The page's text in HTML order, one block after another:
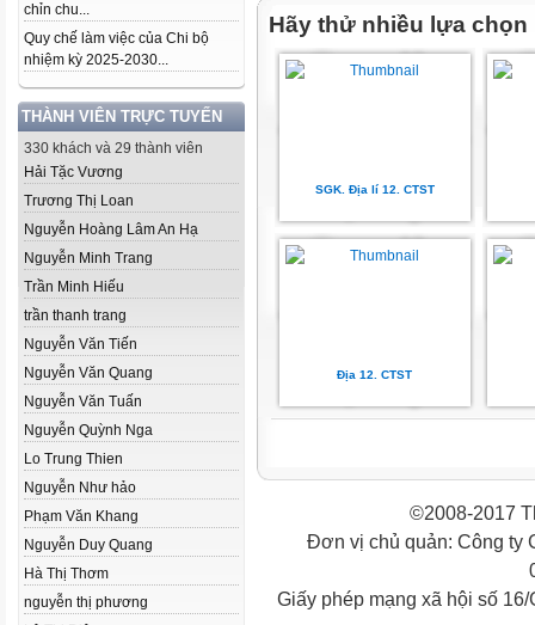
chỉn chu...
Quy chế làm việc của Chi bộ
nhiệm kỳ 2025-2030...
THÀNH VIÊN TRỰC TUYẾN
330 khách và 29 thành viên
Hải Tặc Vương
Trương Thị Loan
Nguyễn Hoàng Lâm An Hạ
Nguyễn Minh Trang
Trần Minh Hiếu
trần thanh trang
Nguyễn Văn Tiến
Nguyễn Văn Quang
Nguyễn Văn Tuấn
Nguyễn Quỳnh Nga
Lo Trung Thien
Nguyễn Như hảo
Phạm Văn Khang
Nguyễn Duy Quang
Hà Thị Thơm
nguyễn thị phương
Hãy thử nhiều lựa chọn
SGK. Địa lí 12. CTST
Địa 12. CTST
©2008-2017
Đơn vị chủ quản: Công ty
Giấy phép mạng xã hội số